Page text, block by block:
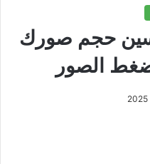
حجم صورك
الصور